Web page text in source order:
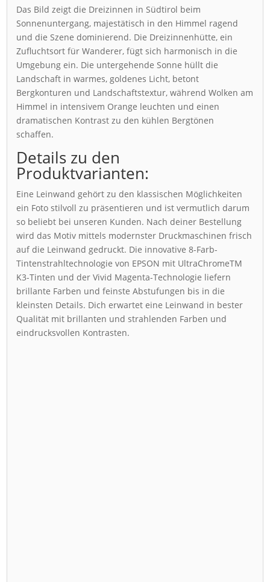
Das Bild zeigt die Dreizinnen in Südtirol beim
Sonnenuntergang, majestätisch in den Himmel ragend
und die Szene dominierend. Die Dreizinnenhütte, ein
Zufluchtsort für Wanderer, fügt sich harmonisch in die
Umgebung ein. Die untergehende Sonne hüllt die
Landschaft in warmes, goldenes Licht, betont
Bergkonturen und Landschaftstextur, während Wolken am
Himmel in intensivem Orange leuchten und einen
dramatischen Kontrast zu den kühlen Bergtönen
schaffen.
Details zu den
Produktvarianten:
Eine Leinwand gehört zu den klassischen Möglichkeiten
ein Foto stilvoll zu präsentieren und ist vermutlich darum
so beliebt bei unseren Kunden. Nach deiner Bestellung
wird das Motiv mittels modernster Druckmaschinen frisch
auf die Leinwand gedruckt. Die innovative 8-Farb-
Tintenstrahltechnologie von EPSON mit UltraChromeTM
K3-Tinten und der Vivid Magenta-Technologie liefern
brillante Farben und feinste Abstufungen bis in die
kleinsten Details. Dich erwartet eine Leinwand in bester
Qualität mit brillanten und strahlenden Farben und
eindrucksvollen Kontrasten.